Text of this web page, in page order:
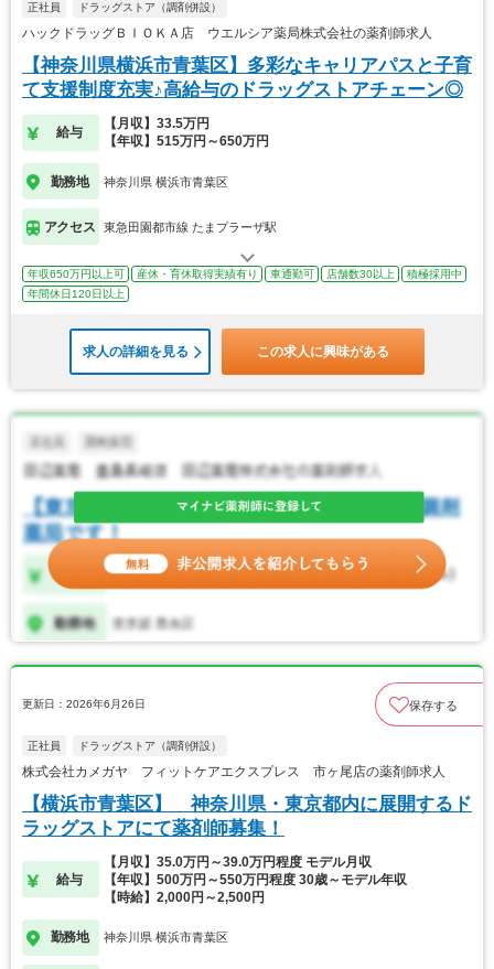
正社員 ドラッグストア（調剤併設）
ハックドラッグＢＩＯＫＡ店 ウエルシア薬局株式会社の薬剤師求人
【神奈川県横浜市青葉区】多彩なキャリアパスと子育
て支援制度充実♪高給与のドラッグストアチェーン◎
給与
【月収】33.5万円
【年収】515万円～650万円
勤務地 神奈川県 横浜市青葉区
アクセス 東急田園都市線 たまプラーザ駅
年収650万円以上可 産休・育休取得実績有り 車通勤可 店舗数30以上
積極採用中
年間休日120日以上
求人の詳細を見る この求人に興味がある
更新日：2026年6月26日 保存する
正社員 ドラッグストア（調剤併設）
株式会社カメガヤ フィットケアエクスプレス 市ヶ尾店の薬剤師求人
【横浜市青葉区】 神奈川県・東京都内に展開するド
ラッグストアにて薬剤師募集！
給与
【月収】35.0万円～39.0万円程度 モデル月収
【年収】500万円～550万円程度 30歳～モデル年収
【時給】2,000円～2,500円
勤務地 神奈川県 横浜市青葉区